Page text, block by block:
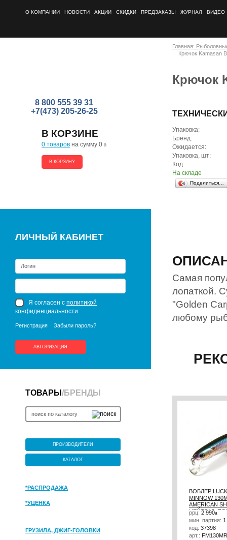
О КОМПАНИИ НОВОСТИ АКЦИИ СКИДКИ ПРЕДЗАКАЗЫ ЖУРНАЛ ВИДЕО
8 800 555 39 31
+7(473) 205-26-25
В КОРЗИНЕ
0 товаров на сумму 0 a
В КОРЗИНУ
ЛИЧНЫЙ КАБИНЕТ
Я согласен с политикой
конфиденциальности
Регистрация Забыли пароль?
АВТОРИЗАЦИЯ
ТОВАРЫ /БРЕНДЫ
ПРОИЗВОДИТЕЛИ
КАТАЛОГ
*РАСПРОДАЖА
*УЦЕНКА
ГРУЗИЛА, ДЖИГ-ГОЛОВКИ
Главная:
Крючок Kamasan
Крючок
Упаковка:
Бренд:
Ожидается:
Упаковка, шт:
Код:
На складе
Поделиться…
Самая
лопаткой.
"Golden
любому
ВОБЛЕР
MINNOW
AMERICAN
НЕЙТРАЛ.
ррц: 2 990a
мин. партия: 1
код: 37398
арт.: